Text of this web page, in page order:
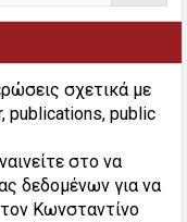
σχετικά με
publications, public
στο να
δεδομένων για να
Κωνσταντίνο